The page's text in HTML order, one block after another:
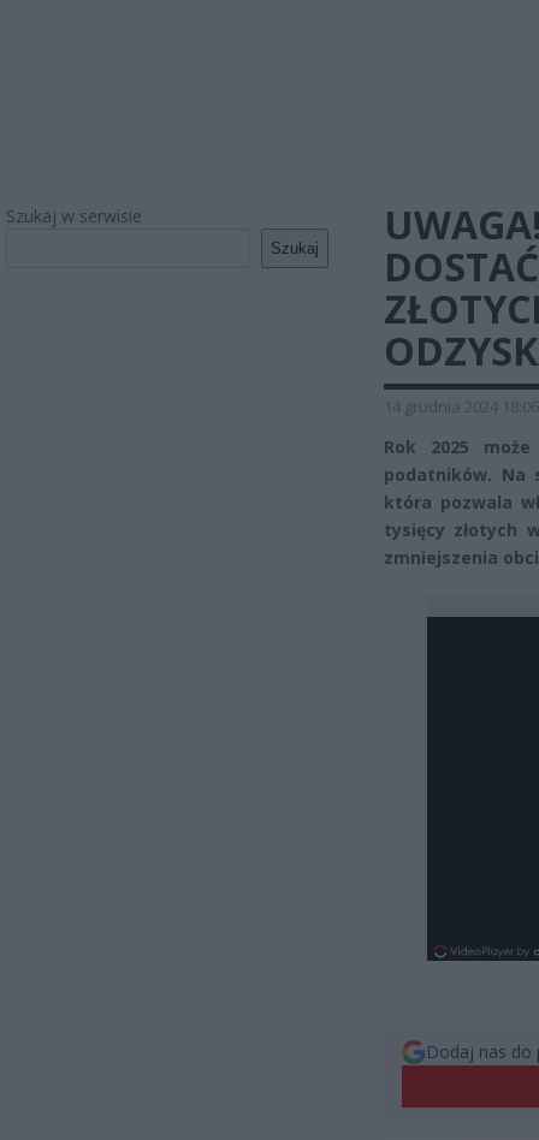
Szukaj w serwisie
Szukaj
14 grudnia 2024 18:06
Rok 2025
podatników. Na
która pozwala
tysięcy złotych
zmniejszenia
Dodaj nas do